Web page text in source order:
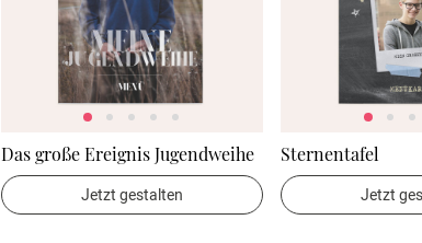
Das große Ereignis Jugendweihe
Jetzt gestalten
Sternentafel
Jetzt